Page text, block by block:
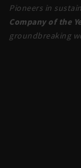
Pioneers in
Company of the
groundbreaking